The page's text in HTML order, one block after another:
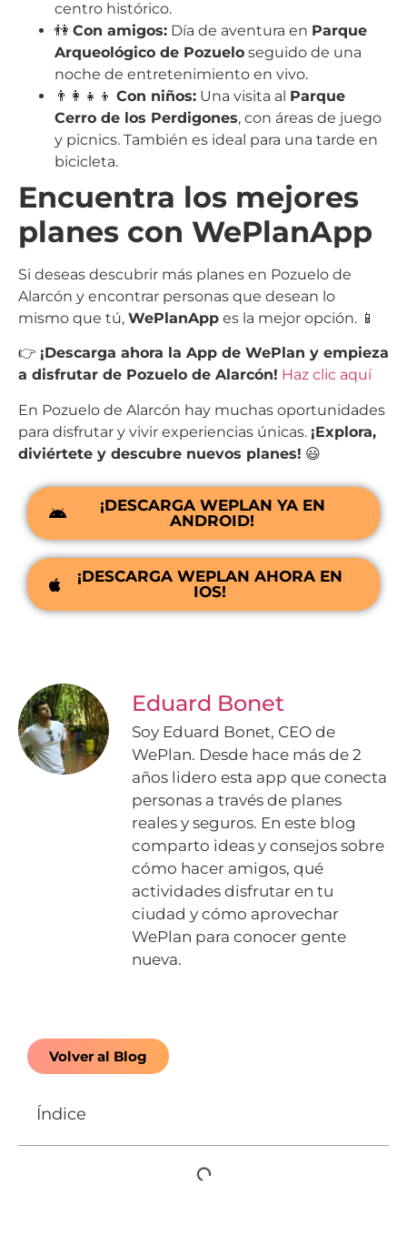
centro histórico.
👫 Con amigos: Día de aventura en Parque
Arqueológico de Pozuelo seguido de una
noche de entretenimiento en vivo.
👨‍👩‍👧‍👦 Con niños: Una visita al Parque
Cerro de los Perdigones, con áreas de juego
y picnics. También es ideal para una tarde en
bicicleta.
Encuentra los mejores
planes con WePlanApp
Si deseas descubrir más planes en Pozuelo de
Alarcón y encontrar personas que desean lo
mismo que tú, WePlanApp es la mejor opción. 📱
👉 ¡Descarga ahora la App de WePlan y empieza
a disfrutar de Pozuelo de Alarcón! Haz clic aquí
En Pozuelo de Alarcón hay muchas oportunidades
para disfrutar y vivir experiencias únicas. ¡Explora,
diviértete y descubre nuevos planes! 😃
¡DESCARGA WEPLAN YA EN
ANDROID!
¡DESCARGA WEPLAN AHORA EN
IOS!
Eduard Bonet
Soy Eduard Bonet, CEO de
WePlan. Desde hace más de 2
años lidero esta app que conecta
personas a través de planes
reales y seguros. En este blog
comparto ideas y consejos sobre
cómo hacer amigos, qué
actividades disfrutar en tu
ciudad y cómo aprovechar
WePlan para conocer gente
nueva.
Volver al Blog
Índice